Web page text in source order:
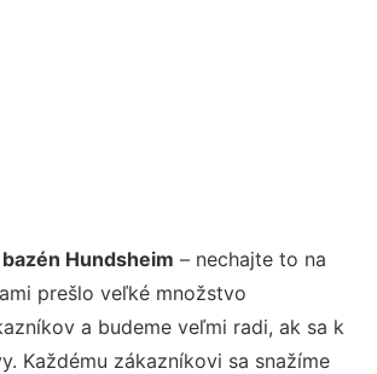
Hundsheim – nechajte to na
prešlo veľké množstvo
a budeme veľmi radi, ak sa k
Každému zákazníkovi sa snažíme